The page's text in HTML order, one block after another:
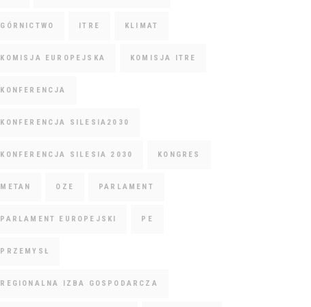
GÓRNICTWO ITRE KLIMAT
KOMISJA EUROPEJSKA KOMISJA ITRE
KONFERENCJA
KONFERENCJA SILESIA2030
KONFERENCJA SILESIA 2030 KONGRES
METAN OZE PARLAMENT
PARLAMENT EUROPEJSKI PE
PRZEMYSŁ
REGIONALNA IZBA GOSPODARCZA